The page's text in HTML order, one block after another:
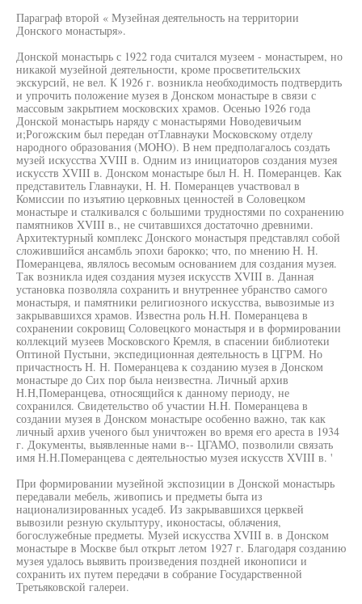
Параграф второй « Музейная деятельность на территории
Донского монастыря».
Донской монастырь с 1922 года считался музеем - монастырем, но
никакой музейной деятельности, кроме просветительских
экскурсий, не вел. К 1926 г. возникла необходимость подтвердить
и упрочить положение музея в Донском монастыре в связи с
массовым закрытием московских храмов. Осенью 1926 года
Донской монастырь наряду с монастырями Новодевичьим
и;Рогожским был передан отТлавнауки Московскому отделу
народного образования (MOHO). В нем предполагалось создать
музей искусства XVIII в. Одним из инициаторов создания музея
искусств XVIII в. Донском монастыре был Н. Н. Померанцев. Как
представитель Главнауки, H. H. Померанцев участвовал в
Комиссии по изъятию церковных ценностей в Соловецком
монастыре и сталкивался с большими трудностями по сохранению
памятников XVIII в., не считавшихся достаточно древними.
Архитектурный комплекс Донского монастыря представлял собой
сложившийся ансамбль эпохи барокко; что, по мнению Н. Н.
Померанцева, являлось весомым основанием для создания музея.
Так возникла идея создания музея искусств XVIII в. Данная
установка позволяла сохранить и внутреннее убранство самого
монастыря, и памятники религиозного искусства, вывозимые из
закрывавшихся храмов. Известна роль H.H. Померанцева в
сохранении сокровищ Соловецкого монастыря и в формировании
коллекций музеев Московского Кремля, в спасении библиотеки
Оптиной Пустыни, экспедиционная деятельность в ЦГРМ. Но
причастность Н. Н. Померанцева к созданию музея в Донском
монастыре до Сих пор была неизвестна. Личный архив
Н.Н,Померанцева, относящийся к данному периоду, не
сохранился. Свидетельство об участии H.H. Померанцева в
создании музея в Донском монастыре особенно важно, так как
личный архив ученого был уничтожен во время его ареста в 1934
г. Документы, выявленные нами в-- ЦГАМО, позволили связать
имя Н.Н.Померанцева с деятельностью музея искусств XVIII в. '
При формировании музейной экспозиции в Донской монастырь
передавали мебель, живопись и предметы быта из
национализированных усадеб. Из закрывавшихся церквей
вывозили резную скульптуру, иконостасы, облачения,
богослужебные предметы. Музей искусства XVIII в. в Донском
монастыре в Москве был открыт летом 1927 г. Благодаря созданию
музея удалось выявить произведения поздней иконописи и
сохранить их путем передачи в собрание Государственной
Третьяковской галереи.